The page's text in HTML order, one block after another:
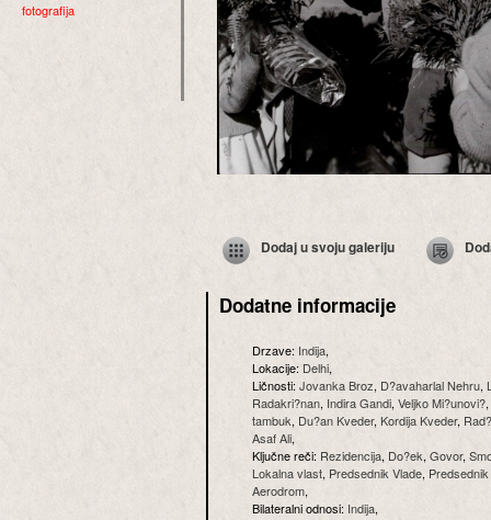
fotografija
Dodaj u svoju galeriju
Dodatne informacije
Drzave: Indija,
Lokacije: Delhi,
Ličnosti:Jovanka Broz, D?avaharlal Nehru,
Radakri?nan, Indira Gandi, Veljko Mi?unovi?,
tambuk, Du?an Kveder, Kordija Kveder,
Asaf Ali,
Ključne reči: Rezidencija, Do?ek, Govor,
Lokalna vlast, Predsednik Vlade,
Aerodrom,
Bilateralni odnosi: Indija,